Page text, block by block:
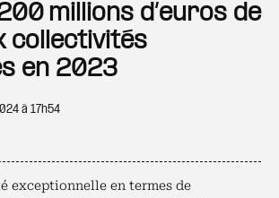
millions d’euros de
collectivités
en 2023
à 17h54
exceptionnelle en termes de